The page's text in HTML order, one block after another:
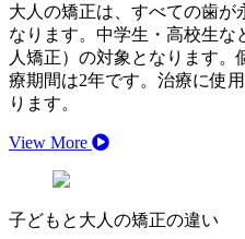
大人の矯正は、すべての歯が
なります。中学生・高校生
人矯正）の対象となります
療期間は2年です。治療に使
ります。
View More
子どもと大人の矯正の違い